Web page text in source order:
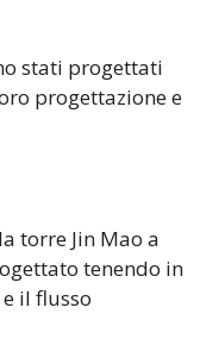
stati progettati
progettazione e
torre Jin Mao a
tenendo in
il flusso